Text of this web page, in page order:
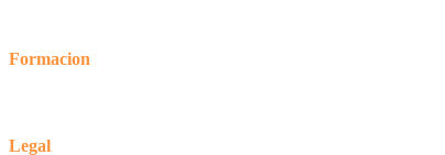
Formacion
Legal